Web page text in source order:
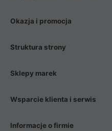
Okazja i promocja
Struktura strony
Sklepy marek
Wsparcie klienta i serwis
Informacje o firmie